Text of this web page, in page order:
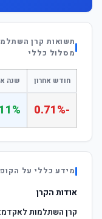
תשואות קרן
מסלול כללי
חודש אחרון שנה
-0.71%
מידע כללי על
אודות הקרן
קרן השתלמות